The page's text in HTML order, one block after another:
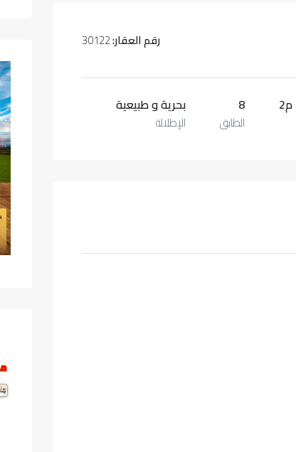
رقم العقار:
8
الطابق
بحرية و طبيعية
الإطلالة